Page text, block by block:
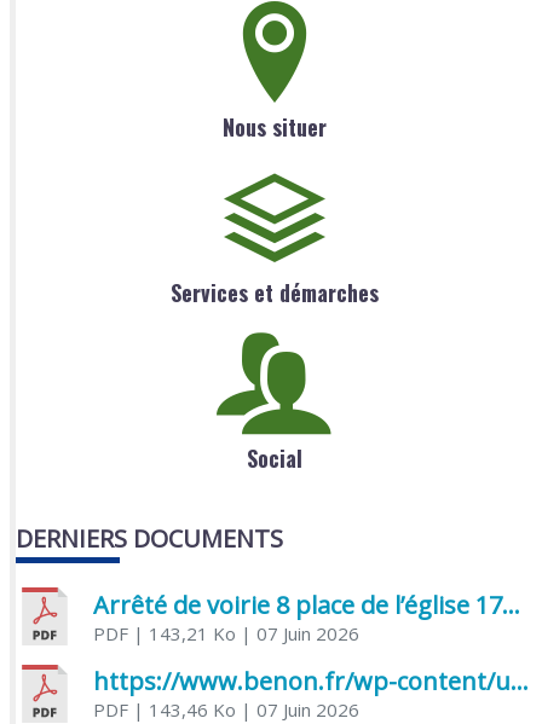
Nous situer
Services et démarches
Social
DERNIERS DOCUMENTS
Arrêté de voirie 8 place de l’église 17170 Benon
PDF| 143,21 Ko | 07 Juin 2026
https://www.benon.fr/wp-content/uploads/2026/06/AR-Voirie-Chemin-de-Lafond-du-26-05-2026.pdf
PDF| 143,46 Ko | 07 Juin 2026